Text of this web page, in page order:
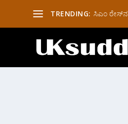
TRENDING: ಸಿಎಂ